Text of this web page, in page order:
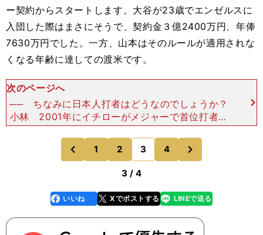
ー契約からスタートします。大谷が23歳でエンゼルスに
入団した際はまさにそうで、契約金３億2400万円、年俸
7630万円でした。一方、山本はそのルールが適用されな
くなる年齢に達しての渡米です。
次のページへ
── ちなみに日本人打者はどうなのでしょうか？
小林 2001年にイチローがメジャーで首位打者、
盗塁王に輝き、新人王、MVPも獲得しました。そ
して2003年には松井秀喜がヤンキースに移籍し、
本塁打は減
前
のページへ
1 2 3 4
のページへ
3 / 4
faceboo
k
いいね Xでポストする
line LINEで送る